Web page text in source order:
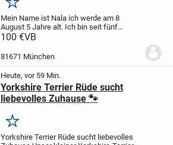
Merken
Mein Name ist Nala ich werde am 8
August 5 Jahre alt. Ich bin seit fünf
Jahren bei meinem Herrchen die hat aber
alleine. Ich bin kinderfreundlich bin mit...
100 €VB
81671 München
Heute, vor 59 Min.
Yorkshire Terrier Rüde sucht
liebevolles Zuhause 🐾
Merken
Yorkshire Terrier Rüde sucht liebevolles